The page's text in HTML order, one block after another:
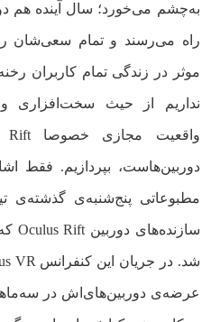
به‌چشم می‌خورد؛ سال آینده هم
راه می‌رسند و تمام سعی‌شان را
موثر در زندگی تمام کاربران
نداریم از حیث سخت‌افزاری و
دوربین‌هاست، بپردازیم. فقط